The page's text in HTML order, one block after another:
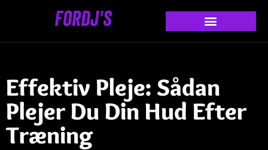
Effektiv Pleje: Sådan
Plejer Du Din Hud Efter
Træning